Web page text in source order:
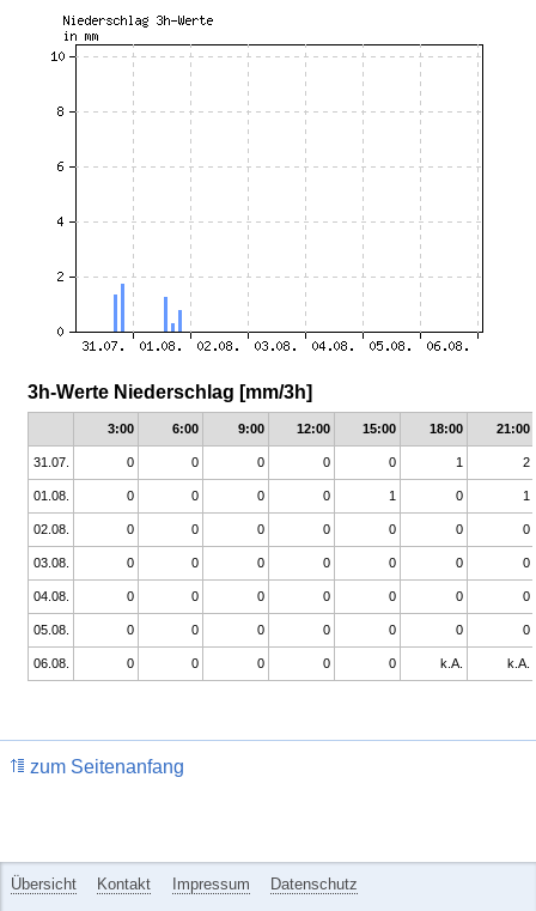
3h-Werte Niederschlag [mm/3h]
3:00 6:00 9:00 12:00 15:00 18:00 21:00
31.07. 0 0 0 0 0 1 2
01.08. 0 0 0 0 1 0 1
02.08. 0 0 0 0 0 0 0
03.08. 0 0 0 0 0 0 0
04.08. 0 0 0 0 0 0 0
05.08. 0 0 0 0 0 0 0
06.08. 0 0 0 0 0 k.A. k.A.
zum Seitenanfang
Übersicht Kontakt Impressum Datenschutz